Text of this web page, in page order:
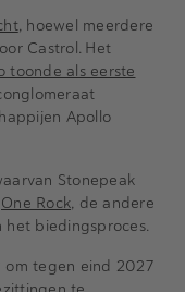
, hoewel meerdere
Castrol. Het
toonde als eerste
Apollo
Stonepeak
One Rock, de andere
biedingsproces.
om tegen eind 2027